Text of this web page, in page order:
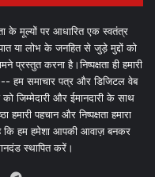
के मूल्यों पर आधारित एक स्वतंत्र
या लोभ के जनहित से जुड़े मुद्दों को
करना है।निष्पक्षता ही हमारी
हम समाचार पत्र और डिजिटल वेब
जिम्मेदारी और ईमानदारी के साथ
हमारी पहचान और निष्पक्षता हमारा
कि हम हमेशा आपकी आवाज़ बनकर
स्थापित करें।